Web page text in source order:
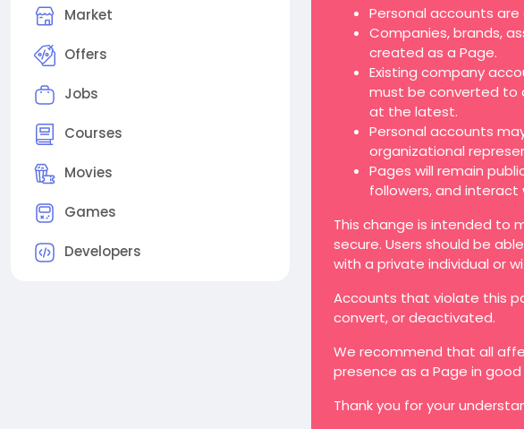
Market
Offers
Jobs
Courses
Movies
Games
Developers
Personal accounts
Companies, brands,
created as a Page.
Existing company
must be converted to
at the latest.
Personal accounts
organizational
Pages will remain
followers, and
This change is intended to
secure. Users should be
with a private individual or
Accounts that violate this
convert, or deactivated.
We recommend that all
presence as a Page in
Thank you for your